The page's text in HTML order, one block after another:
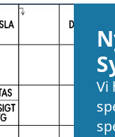
Vi